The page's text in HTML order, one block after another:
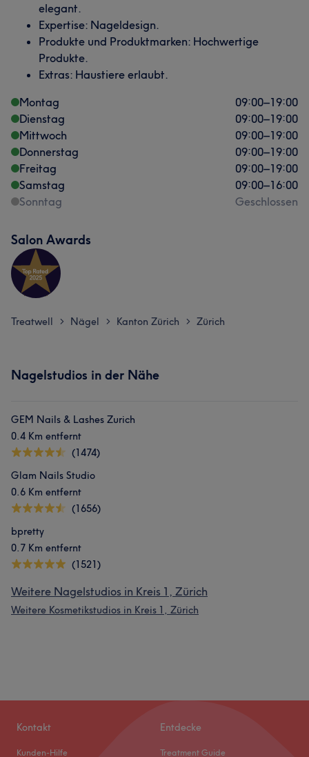
elegant.
Expertise: Nageldesign.
Produkte und Produktmarken: Hochwertige
Produkte.
Extras: Haustiere erlaubt.
Montag
09:00–19:00
Dienstag
09:00–19:00
Mittwoch
09:00–19:00
Donnerstag
09:00–19:00
Freitag
09:00–19:00
Samstag
09:00–16:00
Sonntag
Geschlossen
Salon Awards
Treatwell > Nägel > Kanton Zürich > Zürich
Nagelstudios in der Nähe
GEM Nails & Lashes Zurich
0.4 Km entfernt
(1474)
Glam Nails Studio
0.6 Km entfernt
(1656)
bpretty
0.7 Km entfernt
(1521)
Weitere Nagelstudios in Kreis 1, Zürich
Weitere Kosmetikstudios in Kreis 1, Zürich
Kontakt
Kunden-Hilfe
Entdecke
Treatment Guide